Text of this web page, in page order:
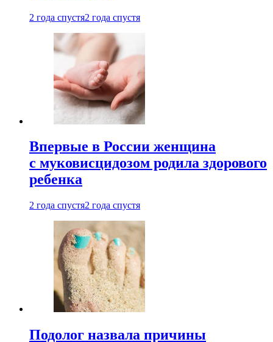
2 года спустя2 года спустя
Впервые в России женщина
с муковисцидозом родила здорового
ребенка
2 года спустя2 года спустя
Подолог назвала причины